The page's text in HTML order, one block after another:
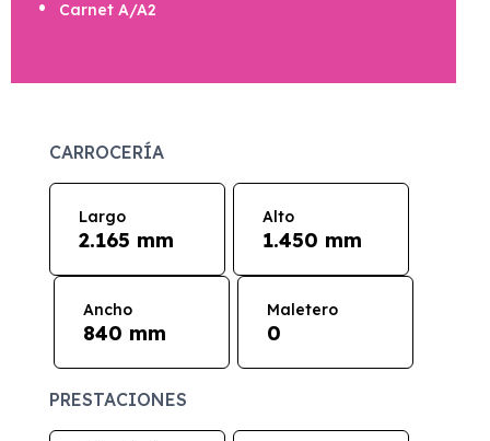
Carnet A/A2
CARROCERÍA
Largo
2.165 mm
Alto
1.450 mm
Ancho
840 mm
Maletero
0
PRESTACIONES